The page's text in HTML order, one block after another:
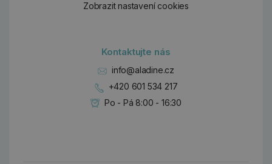
Zobrazit nastavení cookies
Kontaktujte nás
info@aladine.cz
+420 601 534 217
Po - Pá 8:00 - 16:30